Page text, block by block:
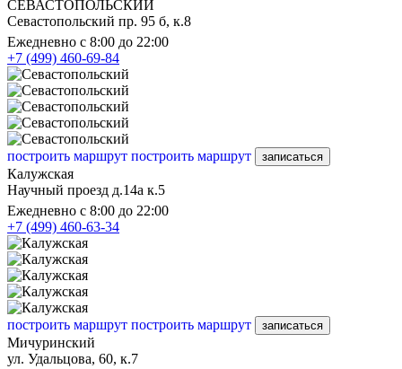
СЕВАСТОПОЛЬСКИЙ
Севастопольский пр. 95 б, к.8
Ежедневно с 8:00 до 22:00
+7 (499) 460-69-84
построить маршрут построить маршрут записаться
Калужская
Научный проезд д.14а к.5
Ежедневно с 8:00 до 22:00
+7 (499) 460-63-34
построить маршрут построить маршрут записаться
Мичуринский
ул. Удальцова, 60, к.7